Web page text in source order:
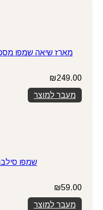
מארז שיאה שמפו
₪249.00
מעבר למוצר
שמפו
₪59.00
מעבר למוצר